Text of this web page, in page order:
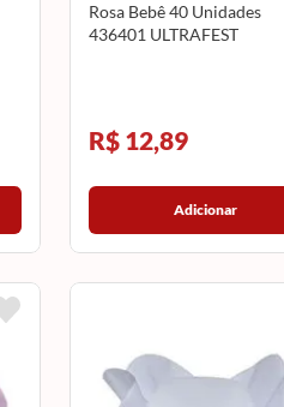
Rosa Bebê 40 Unidades
436401 ULTRAFEST
R$ 12,89
Adicionar